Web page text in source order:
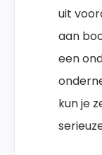
uit
aan
een
kun je